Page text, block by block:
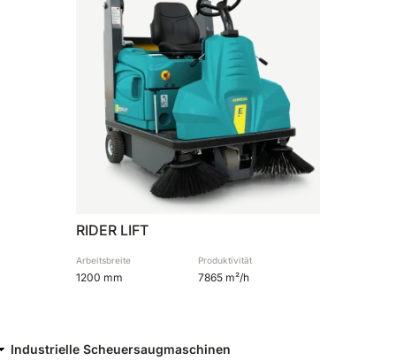
1100 mm 8800 m²/h
E110-R
1100 mm 8800 m²/h
RIDER LIFT
Arbeitsbreite
1200 mm
Produktivität
7865 m²/h
Industrielle Scheuersaugmaschinen